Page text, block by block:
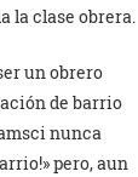
la clase obrera.
un obrero
de barrio
nunca
pero, aun